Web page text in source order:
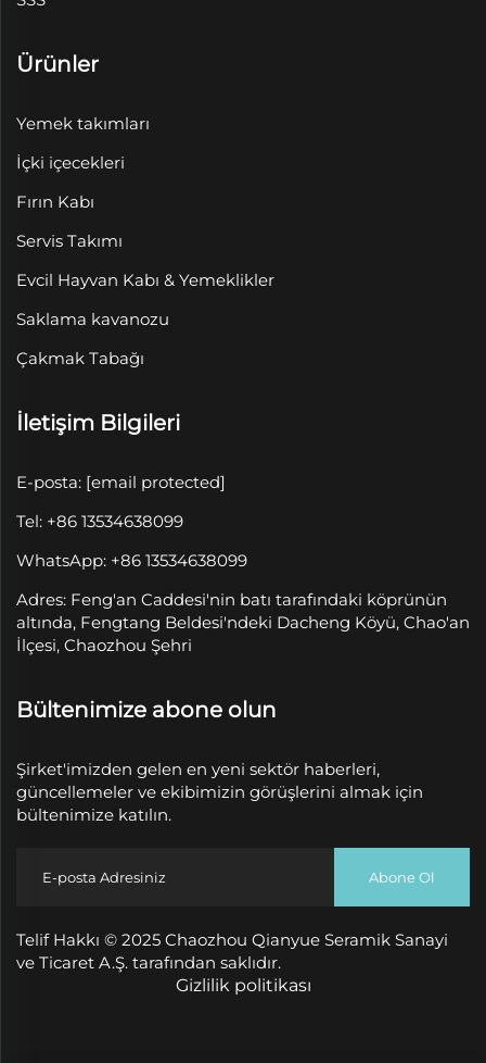
Ürünler
Yemek takımları
İçki içecekleri
Fırın Kabı
Servis Takımı
Evcil Hayvan Kabı & Yemeklikler
Saklama kavanozu
Çakmak Tabağı
İletişim Bilgileri
E-posta: [email protected]
Tel: +86 13534638099
WhatsApp: +86 13534638099
Adres: Feng'an Caddesi'nin batı tarafındaki köprünün
altında, Fengtang Beldesi'ndeki Dacheng Köyü, Chao'an
İlçesi, Chaozhou Şehri
Bültenimize abone olun
Şirket'imizden gelen en yeni sektör haberleri,
güncellemeler ve ekibimizin görüşlerini almak için
bültenimize katılın.
Abone Ol
Telif Hakkı © 2025 Chaozhou Qianyue Seramik Sanayi
ve Ticaret A.Ş. tarafından saklıdır.
Gizlilik politikası